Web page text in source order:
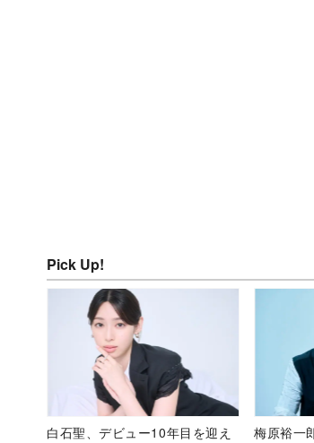
Pick Up!
白石聖、デビュー10年目を迎え
梅原裕一